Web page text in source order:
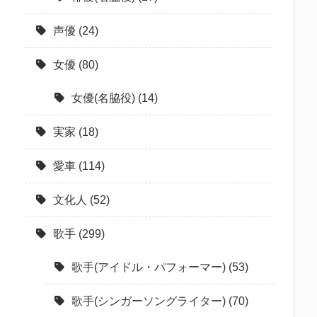
声優 (24)
女優 (80)
女優(名脇役) (14)
実家 (18)
愛車 (114)
文化人 (52)
歌手 (299)
歌手(アイドル・パフォーマー) (53)
歌手(シンガーソングライター) (70)